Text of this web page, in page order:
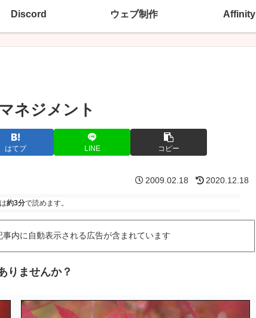
Discord ウェブ制作 Affinity
ネジメント
はてブ LINE コピー
2009.02.18 2020.12.18
約3分で読めます。
内に自動表示される広告が含まれています
りませんか？